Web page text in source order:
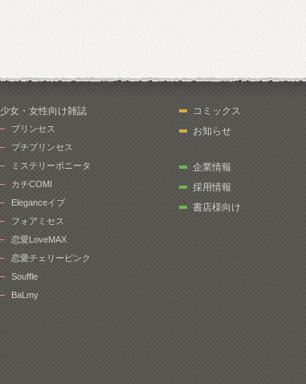
少女・女性向け雑誌
プリンセス
プチプリンセス
ミステリーボニータ
カチCOMI
Eleganceイブ
フォアミセス
恋愛LoveMAX
恋愛チェリーピンク
Souffle
BaLmy
コミックス
お知らせ
企業情報
採用情報
書店様向け